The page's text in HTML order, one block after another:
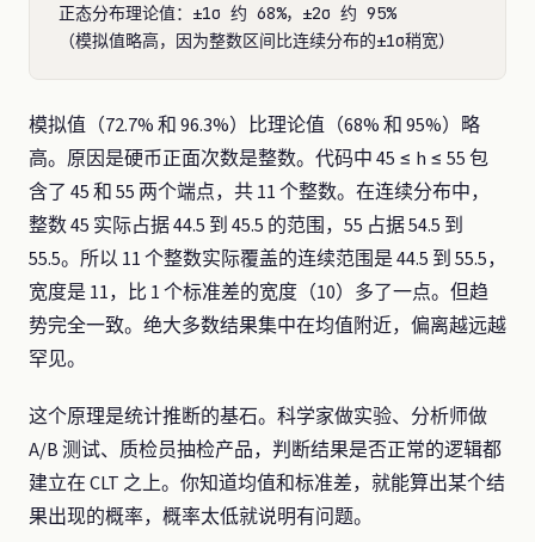
正态分布理论值：±1σ 约 68%，±2σ 约 95%
模拟值（72.7% 和 96.3%）比理论值（68% 和 95%）略
高。原因是硬币正面次数是整数。代码中 45 ≤ h ≤ 55 包
含了 45 和 55 两个端点，共 11 个整数。在连续分布中，
整数 45 实际占据 44.5 到 45.5 的范围，55 占据 54.5 到
55.5。所以 11 个整数实际覆盖的连续范围是 44.5 到 55.5，
宽度是 11，比 1 个标准差的宽度（10）多了一点。但趋
势完全一致。绝大多数结果集中在均值附近，偏离越远越
罕见。
这个原理是统计推断的基石。科学家做实验、分析师做
A/B 测试、质检员抽检产品，判断结果是否正常的逻辑都
建立在 CLT 之上。你知道均值和标准差，就能算出某个结
果出现的概率，概率太低就说明有问题。